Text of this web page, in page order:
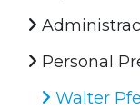
Personal
Walter